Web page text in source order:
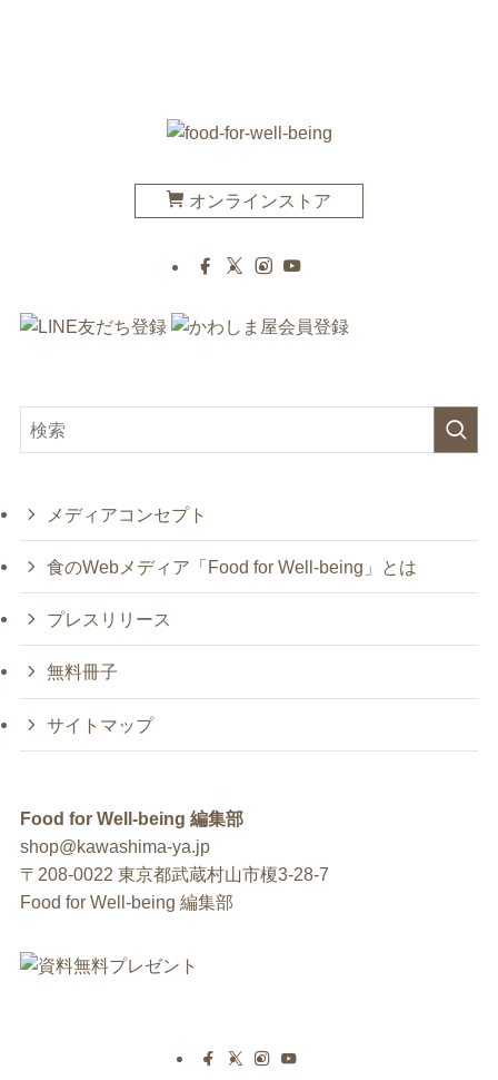
オンラインストア
メディアコンセプト
食のWebメディア「Food for Well-being」とは
プレスリリース
無料冊子
サイトマップ
Food for Well-being 編集部
shop@kawashima-ya.jp
〒208-0022 東京都武蔵村山市榎3-28-7
Food for Well-being 編集部